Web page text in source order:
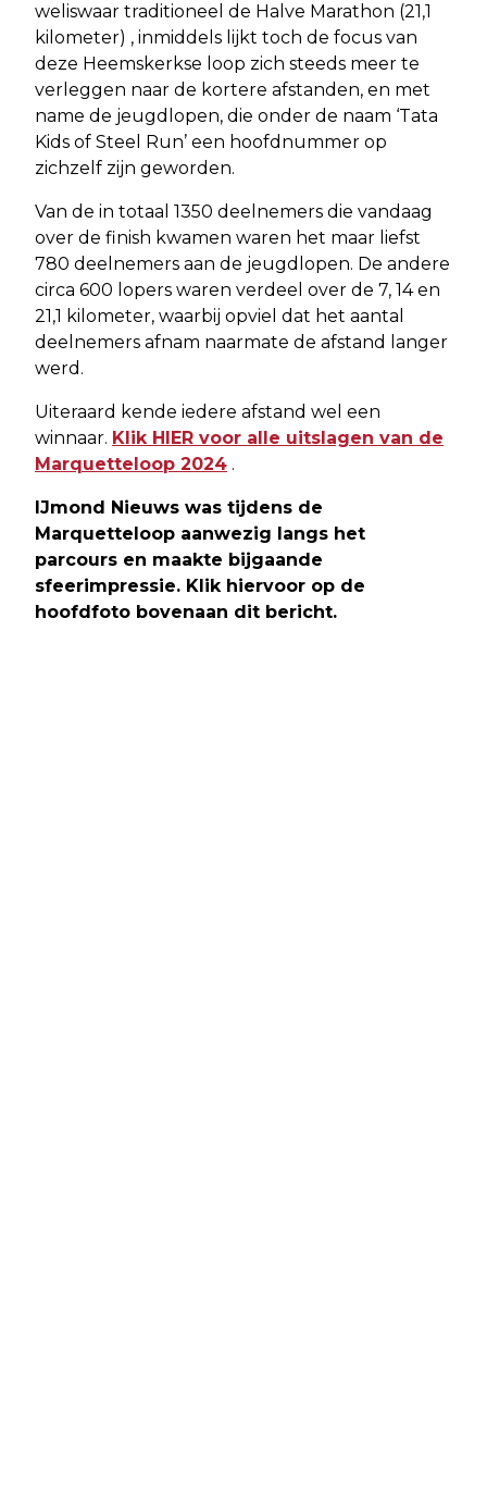
weliswaar traditioneel de Halve Marathon (21,1
kilometer) , inmiddels lijkt toch de focus van
deze Heemskerkse loop zich steeds meer te
verleggen naar de kortere afstanden, en met
name de jeugdlopen, die onder de naam ‘Tata
Kids of Steel Run’ een hoofdnummer op
zichzelf zijn geworden.
Van de in totaal 1350 deelnemers die vandaag
over de finish kwamen waren het maar liefst
780 deelnemers aan de jeugdlopen. De andere
circa 600 lopers waren verdeel over de 7, 14 en
21,1 kilometer, waarbij opviel dat het aantal
deelnemers afnam naarmate de afstand langer
werd.
Uiteraard kende iedere afstand wel een
winnaar. Klik HIER voor alle uitslagen van de
Marquetteloop 2024 .
IJmond Nieuws was tijdens de
Marquetteloop aanwezig langs het
parcours en maakte bijgaande
sfeerimpressie. Klik hiervoor op de
hoofdfoto bovenaan dit bericht.